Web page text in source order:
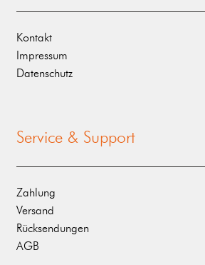
Kontakt
Impressum
Datenschutz
Service & Support
Zahlung
Versand
Rücksendungen
AGB